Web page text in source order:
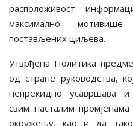
расположивост
максимално
постављених циљева.
Утврђена Политика
од стране руководства,
непрекидно усавршава и
свим насталим
окружењу, као и да